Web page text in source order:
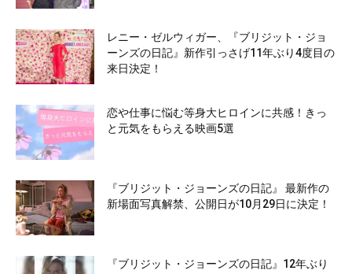
レニー・ゼルウィガー、『ブリジット・ジョ
ーンズの日記』新作引っさげ11年ぶり4度目の
来日決定！
恋や仕事に悩む等身大ヒロインに共感！きっ
と元気をもらえる映画5選
『ブリジット・ジョーンズの日記』 最新作の
新場面写真解禁、公開日が10月29日に決定！
『ブリジット・ジョーンズの日記』12年ぶり